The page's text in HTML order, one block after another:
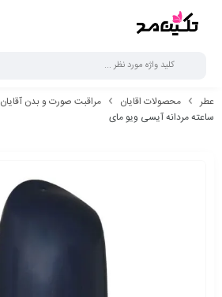
عطر محصولات اقایان مراقبت صورت و بدن آقایان
ساعته مردانه آیسی ویو مای